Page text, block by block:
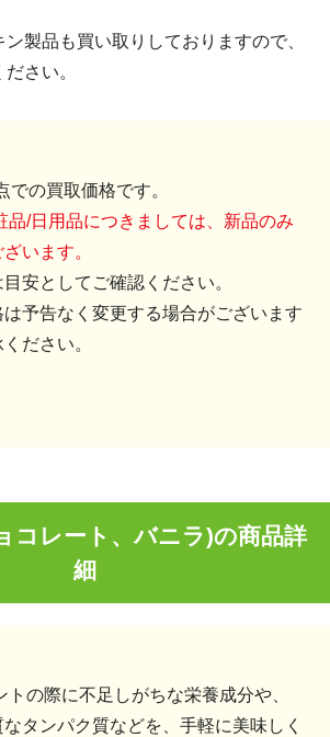
製品も買い取りしておりますので、
さい。
での買取価格です。
品/日用品につきましては、新品のみ
います。
安としてご確認ください。
予告なく変更する場合がございます
ださい。
コレート、バニラ)の商品詳
細
トの際に不足しがちな栄養成分や、
タンパク質などを、手軽に美味しく